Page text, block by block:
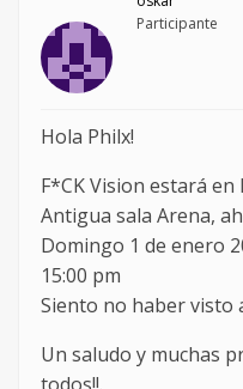
Participante
Hola Philx!
F*CK Vision estará
Antigua sala Arena,
Domingo 1 de enero
15:00 pm
Siento no haber visto
Un saludo y muchas